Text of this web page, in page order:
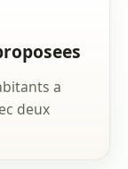
a
deux